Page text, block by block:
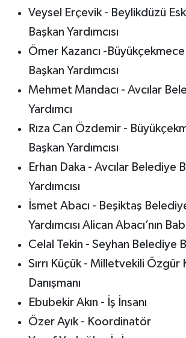
Veysel Erçevik - Beylikdüzü
Başkan Yardımcısı
Ömer Kazancı -
Başkan Yardımcısı
Mehmet Mandacı - Avcılar
Yardımcı
Rıza Can Özdemir -
Başkan Yardımcısı
Erhan Daka - Avcılar Belediye
Yardımcısı
İsmet Abacı - Beşiktaş
Yardımcısı Alican Abacı’nın
Celal Tekin - Seyhan Belediye
Sırrı Küçük - Milletvekili Özgür
Danışmanı
Ebubekir Akın - İş İnsanı
Özer Ayık - Koordinatör